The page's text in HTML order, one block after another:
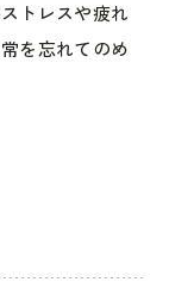
トレスや疲れ
を忘れてのめ